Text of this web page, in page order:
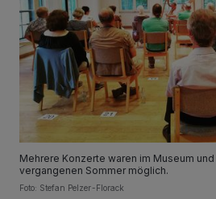
Mehrere Konzerte waren im Museum
vergangenen Sommer möglich.
Foto: Stefan Pelzer-Florack